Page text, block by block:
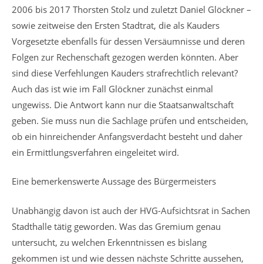
2006 bis 2017 Thorsten Stolz und zuletzt Daniel Glöckner –
sowie zeitweise den Ersten Stadtrat, die als Kauders
Vorgesetzte ebenfalls für dessen Versäumnisse und deren
Folgen zur Rechenschaft gezogen werden könnten. Aber
sind diese Verfehlungen Kauders strafrechtlich relevant?
Auch das ist wie im Fall Glöckner zunächst einmal
ungewiss. Die Antwort kann nur die Staatsanwaltschaft
geben. Sie muss nun die Sachlage prüfen und entscheiden,
ob ein hinreichender Anfangsverdacht besteht und daher
ein Ermittlungsverfahren eingeleitet wird.
Eine bemerkenswerte Aussage des Bürgermeisters
Unabhängig davon ist auch der HVG-Aufsichtsrat in Sachen
Stadthalle tätig geworden. Was das Gremium genau
untersucht, zu welchen Erkenntnissen es bislang
gekommen ist und wie dessen nächste Schritte aussehen,